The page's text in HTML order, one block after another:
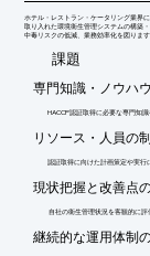
ホテル・レストラン・ケータリング業界
取り入れた環境衛生管理システムの構築
中毒リスクの低減、業務効率化を図ります
​課題
専門知識・ノウハ
HACCP認証取得に必要な専門知
リソース・人員の
認証取得に向けた計画策定や実行
現状把握と改善点
自社の衛生管理状況を客観的に評
継続的な運用体制